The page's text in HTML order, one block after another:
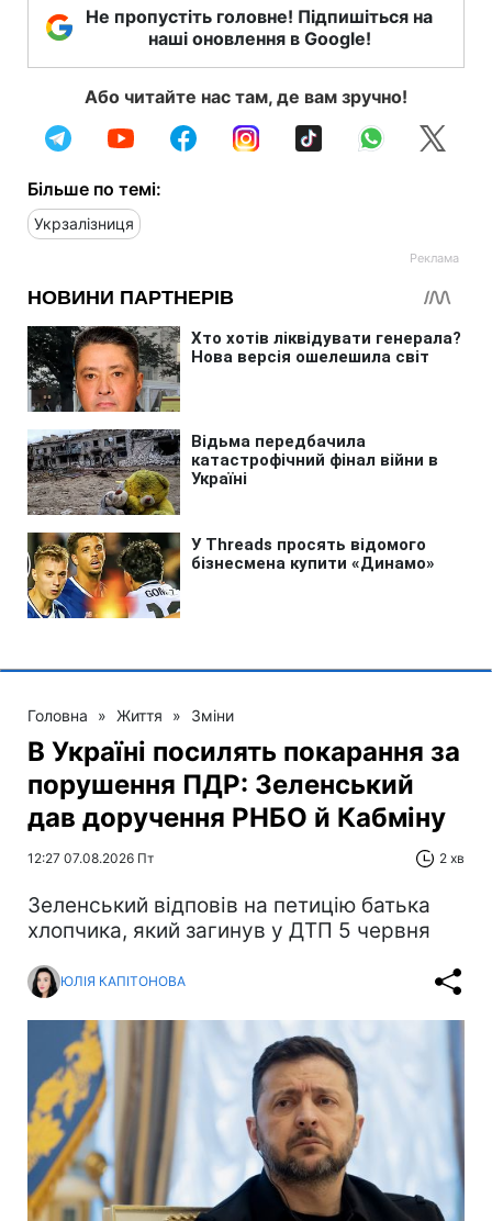
Не пропустіть головне! Підпишіться на
наші оновлення в Google!
Або читайте нас там, де вам зручно!
Більше по темі:
Укрзалізниця
Головна » Життя » Зміни
В Україні посилять покарання за
порушення ПДР: Зеленський
дав доручення РНБО й Кабміну
12:27 07.08.2026 Пт 2 хв
Зеленський відповів на петицію батька
хлопчика, який загинув у ДТП 5 червня
ЮЛІЯ КАПІТОНОВА